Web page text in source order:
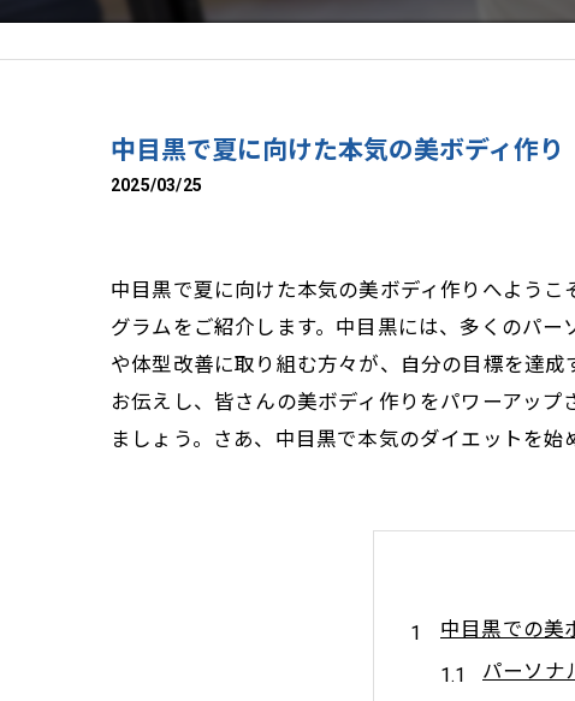
中目黒で夏に向けた本気の美ボディ作り
2025/03/25
中目黒で夏に向けた本気の美ボディ作りへよう
グラムをご紹介します。中目黒には、多くのパ
や体型改善に取り組む方々が、自分の目標を達
お伝えし、皆さんの美ボディ作りをパワーアッ
ましょう。さあ、中目黒で本気のダイエットを始
中目黒での美
パーソナ